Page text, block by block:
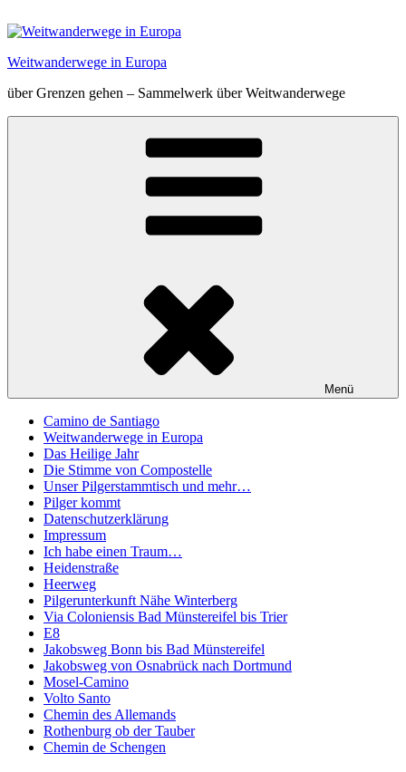
Inhalt
Weitwanderwege in Europa
über Grenzen gehen – Sammelwerk über Weitwanderwege
Menü
Camino de Santiago
Weitwanderwege in Europa
Das Heilige Jahr
Die Stimme von Compostelle
Unser Pilgerstammtisch und mehr…
Pilger kommt
Datenschutzerklärung
Impressum
Ich habe einen Traum…
Heidenstraße
Heerweg
Pilgerunterkunft Nähe Winterberg
Via Coloniensis Bad Münstereifel bis Trier
E8
Jakobsweg Bonn bis Bad Münstereifel
Jakobsweg von Osnabrück nach Dortmund
Mosel-Camino
Volto Santo
Chemin des Allemands
Rothenburg ob der Tauber
Chemin de Schengen